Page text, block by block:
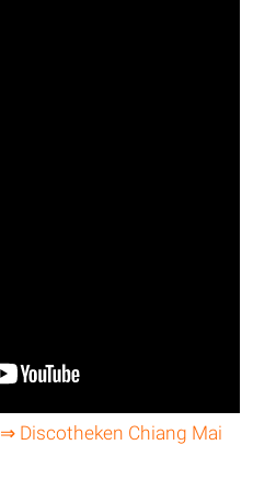
⇒ Discotheken Chiang Mai